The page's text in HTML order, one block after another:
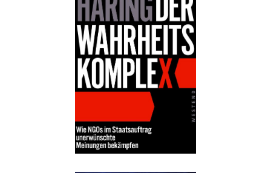
Details
Buch: 20,00 €